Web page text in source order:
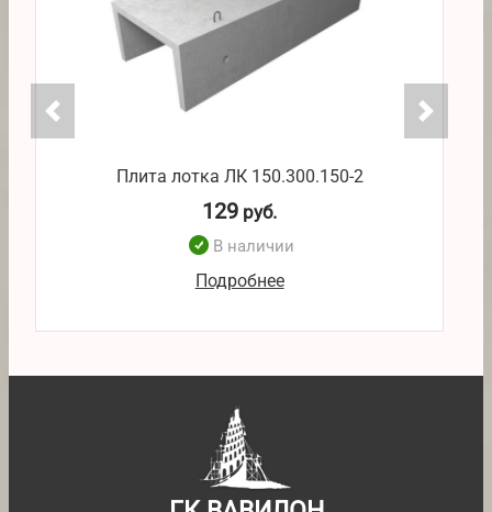
Плита лотка ЛК 150.300.150-2
129 руб.
В наличии
Подробнее